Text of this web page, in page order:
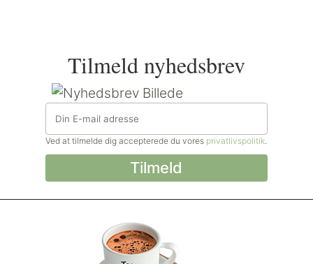
Tilmeld nyhedsbrev
Ved at tilmelde dig accepterede du vores privatlivspolitik.
© Madforlivet.com, 2000–2025. Alle
rettigheder forbeholdt.